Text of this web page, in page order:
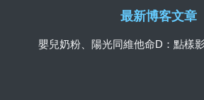
最新博客文章
嬰兒奶粉、陽光同維他命D：點樣